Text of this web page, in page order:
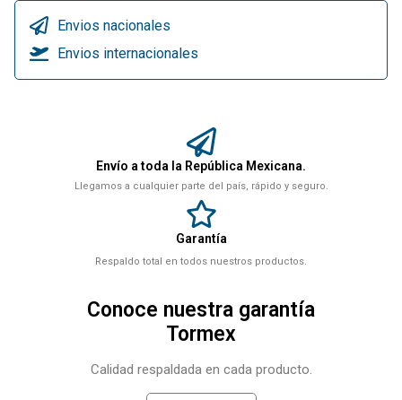
Envios nacionales
Envios internacionales
Envío a toda la República Mexicana.
Llegamos a cualquier parte del país, rápido y seguro.
Garantía
Respaldo total en todos nuestros productos.
Conoce nuestra garantía
Tormex
Calidad respaldada en cada producto.